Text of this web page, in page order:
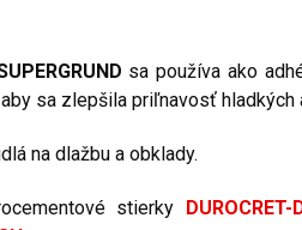
sa používa ako
sa zlepšila priľnavosť hladkých
na dlažbu a obklady.
stierky DUROCRET-